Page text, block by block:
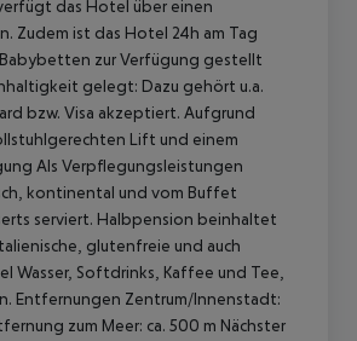
das Hotel über einen
Zudem ist das Hotel 24h am Tag
zur Verfügung gestellt
gelegt: Dazu gehört u.a.
bzw. Visa akzeptiert. Aufgrund
Lift und einem
Als Verpflegungsleistungen
kontinental und vom Buffet
serviert. Halbpension beinhaltet
glutenfreie und auch
Wasser, Softdrinks, Kaffee und Tee,
Entfernungen Zentrum/Innenstadt:
zum Meer: ca. 500 m Nächster